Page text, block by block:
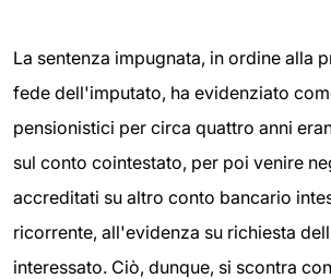
La sentenza impugnata, in ordine alla
fede dell'imputato, ha evidenziato
pensionistici per circa quattro anni
sul conto cointestato, per poi venire
accreditati su altro conto bancario
ricorrente, all'evidenza su richiesta
interessato. Ciò, dunque, si scontra